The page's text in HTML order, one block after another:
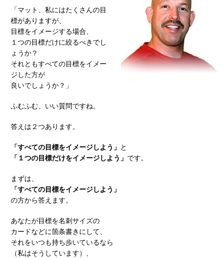
「マット、私にはたくさんの目
標がありますが、
目標をイメージする場合、
１つの目標だけに絞るべきでし
ょうか？
それともすべての目標をイメー
ジした方が
良いでしょうか？」
ふむふむ、いい質問ですね。
答えは２つあります。
「すべての目標をイメージしよう」 と
「１つの目標だけをイメージしよう」 です。
まずは、
「すべての目標をイメージしよう」
の方から答えます。
あなたが目標を名刺サイズの
カードなどに箇条書きにして、
それをいつも持ち歩いているなら
（私はそうしています）、